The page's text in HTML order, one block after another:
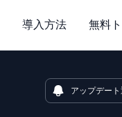
導入方法 無料
アップデー